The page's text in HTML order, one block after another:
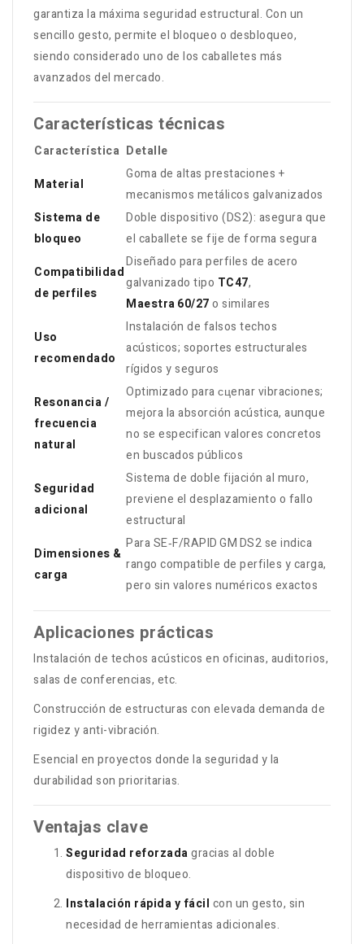
garantiza la máxima seguridad estructural. Con un
sencillo gesto, permite el bloqueo o desbloqueo,
siendo considerado uno de los caballetes más
avanzados del mercado.
Características técnicas
Característica Detalle
Material
Goma de altas prestaciones +
mecanismos metálicos galvanizados
Sistema de
bloqueo
Doble dispositivo (DS2): asegura que
el caballete se fije de forma segura
Compatibilidad
de perfiles
Diseñado para perfiles de acero
galvanizado tipo TC47,
Maestra 60/27o similares
Uso
recomendado
Instalación de falsos techos
acústicos; soportes estructurales
rígidos y seguros
Resonancia /
frecuencia
natural
Optimizado para сцenar vibraciones;
mejora la absorción acústica, aunque
no se especifican valores concretos
en buscados públicos
Seguridad
adicional
Sistema de doble fijación al muro,
previene el desplazamiento o fallo
estructural
Dimensiones &
carga
Para SE‑F/RAPID GM DS2 se indica
rango compatible de perfiles y carga,
pero sin valores numéricos exactos
Aplicaciones prácticas
Instalación de techos acústicos en oficinas, auditorios,
salas de conferencias, etc.
Construcción de estructuras con elevada demanda de
rigidez y anti-vibración.
Esencial en proyectos donde la seguridad y la
durabilidad son prioritarias.
Ventajas clave
Seguridad reforzadagracias al doble
dispositivo de bloqueo.
Instalación rápida y fácil con un gesto, sin
necesidad de herramientas adicionales.